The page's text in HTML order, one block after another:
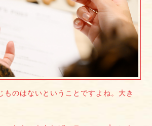
ものはないということですよね。大き